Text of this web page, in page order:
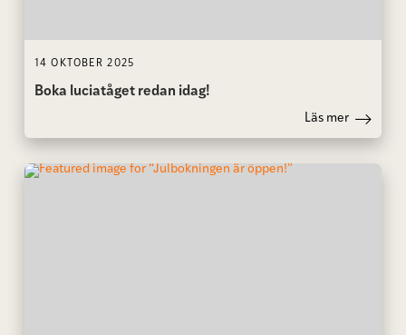
14 OKTOBER 2025
Boka luciatåget redan idag!
Läs mer